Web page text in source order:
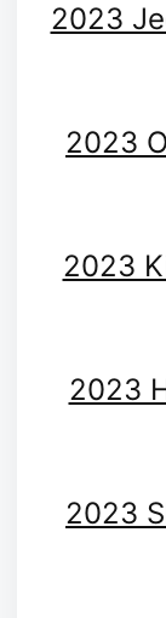
2023
2023
2023
2023
2023